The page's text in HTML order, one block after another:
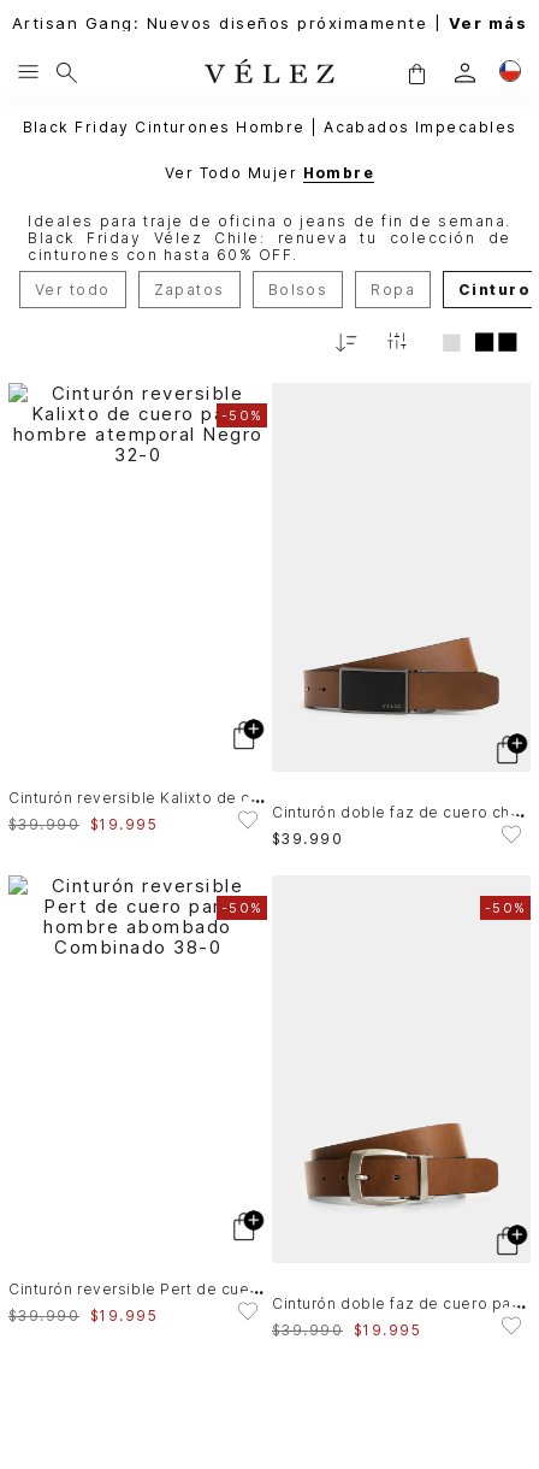
Artisan Gang: Nuevos diseños próximamente | Ver más
Black Friday Cinturones Hombre | Acabados Impecables
Ver Todo Mujer Hombre
Ideales para traje de oficina o jeans de fin de semana.
Black Friday Vélez Chile: renueva tu colección de
cinturones con hasta 60% OFF.
Ver todo
Zapatos Bolsos Ropa
Relevancia
-50%
C
inturón reversible Kalixto de cuero para hombre atemporal
$39.990 $19 . 995
C
inturón doble faz de cuero chapa
$39 . 990
-50%
C
inturón reversible Pert de cuero para hombre abombado
$39.990 $19 . 995
-50%
C
inturón doble faz de cuero para hombre Serpia
$39.990 $19 . 995